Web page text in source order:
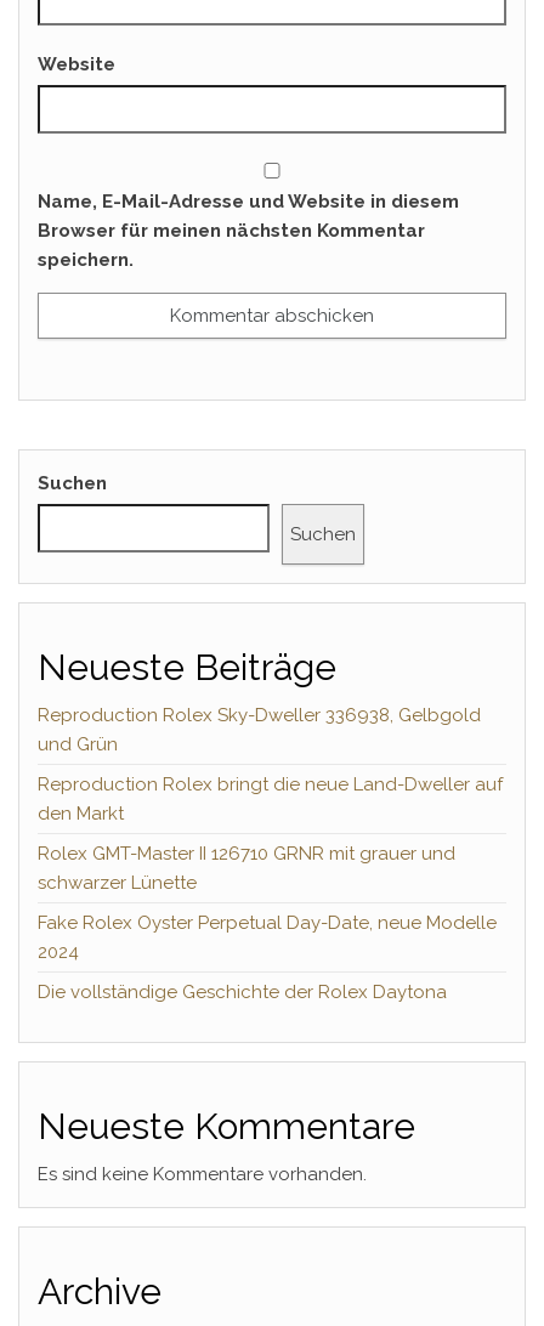
Website
Name, E-Mail-Adresse und Website in diesem
Browser für meinen nächsten Kommentar
speichern.
Suchen
Suchen
Neueste Beiträge
Reproduction Rolex Sky-Dweller 336938, Gelbgold
und Grün
Reproduction Rolex bringt die neue Land-Dweller auf
den Markt
Rolex GMT-Master II 126710 GRNR mit grauer und
schwarzer Lünette
Fake Rolex Oyster Perpetual Day-Date, neue Modelle
2024
Die vollständige Geschichte der Rolex Daytona
Neueste Kommentare
Es sind keine Kommentare vorhanden.
Archive